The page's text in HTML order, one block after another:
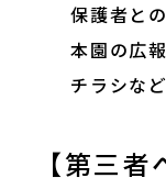
保護者と
本園の広
チラシなど
【第三者